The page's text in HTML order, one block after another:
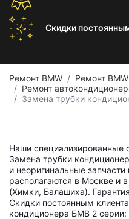
Скидки
Ремонт BMW
Ремонт
Ремонт
Замена трубки
Наши специализированные
Замена трубки
и неоригинальные
располагаются в Москве и
(Химки, Балашиха).
Скидки постоянным
кондиционера БМВ 2 серии: